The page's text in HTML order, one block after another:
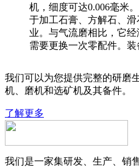
机，细度可达0.006毫米
于加工石膏、方解石、
业。与气流磨相比，它
需要更换一次零配件。装
我们可以为您提供完整的研磨
机、磨机和选矿机及其备件。
了解更多
我们是一家集研发、生产、销